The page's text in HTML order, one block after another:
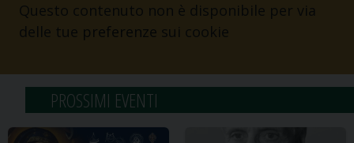
Questo contenuto non è disponibile per via
delle tue preferenze sui cookie
PROSSIMI EVENTI